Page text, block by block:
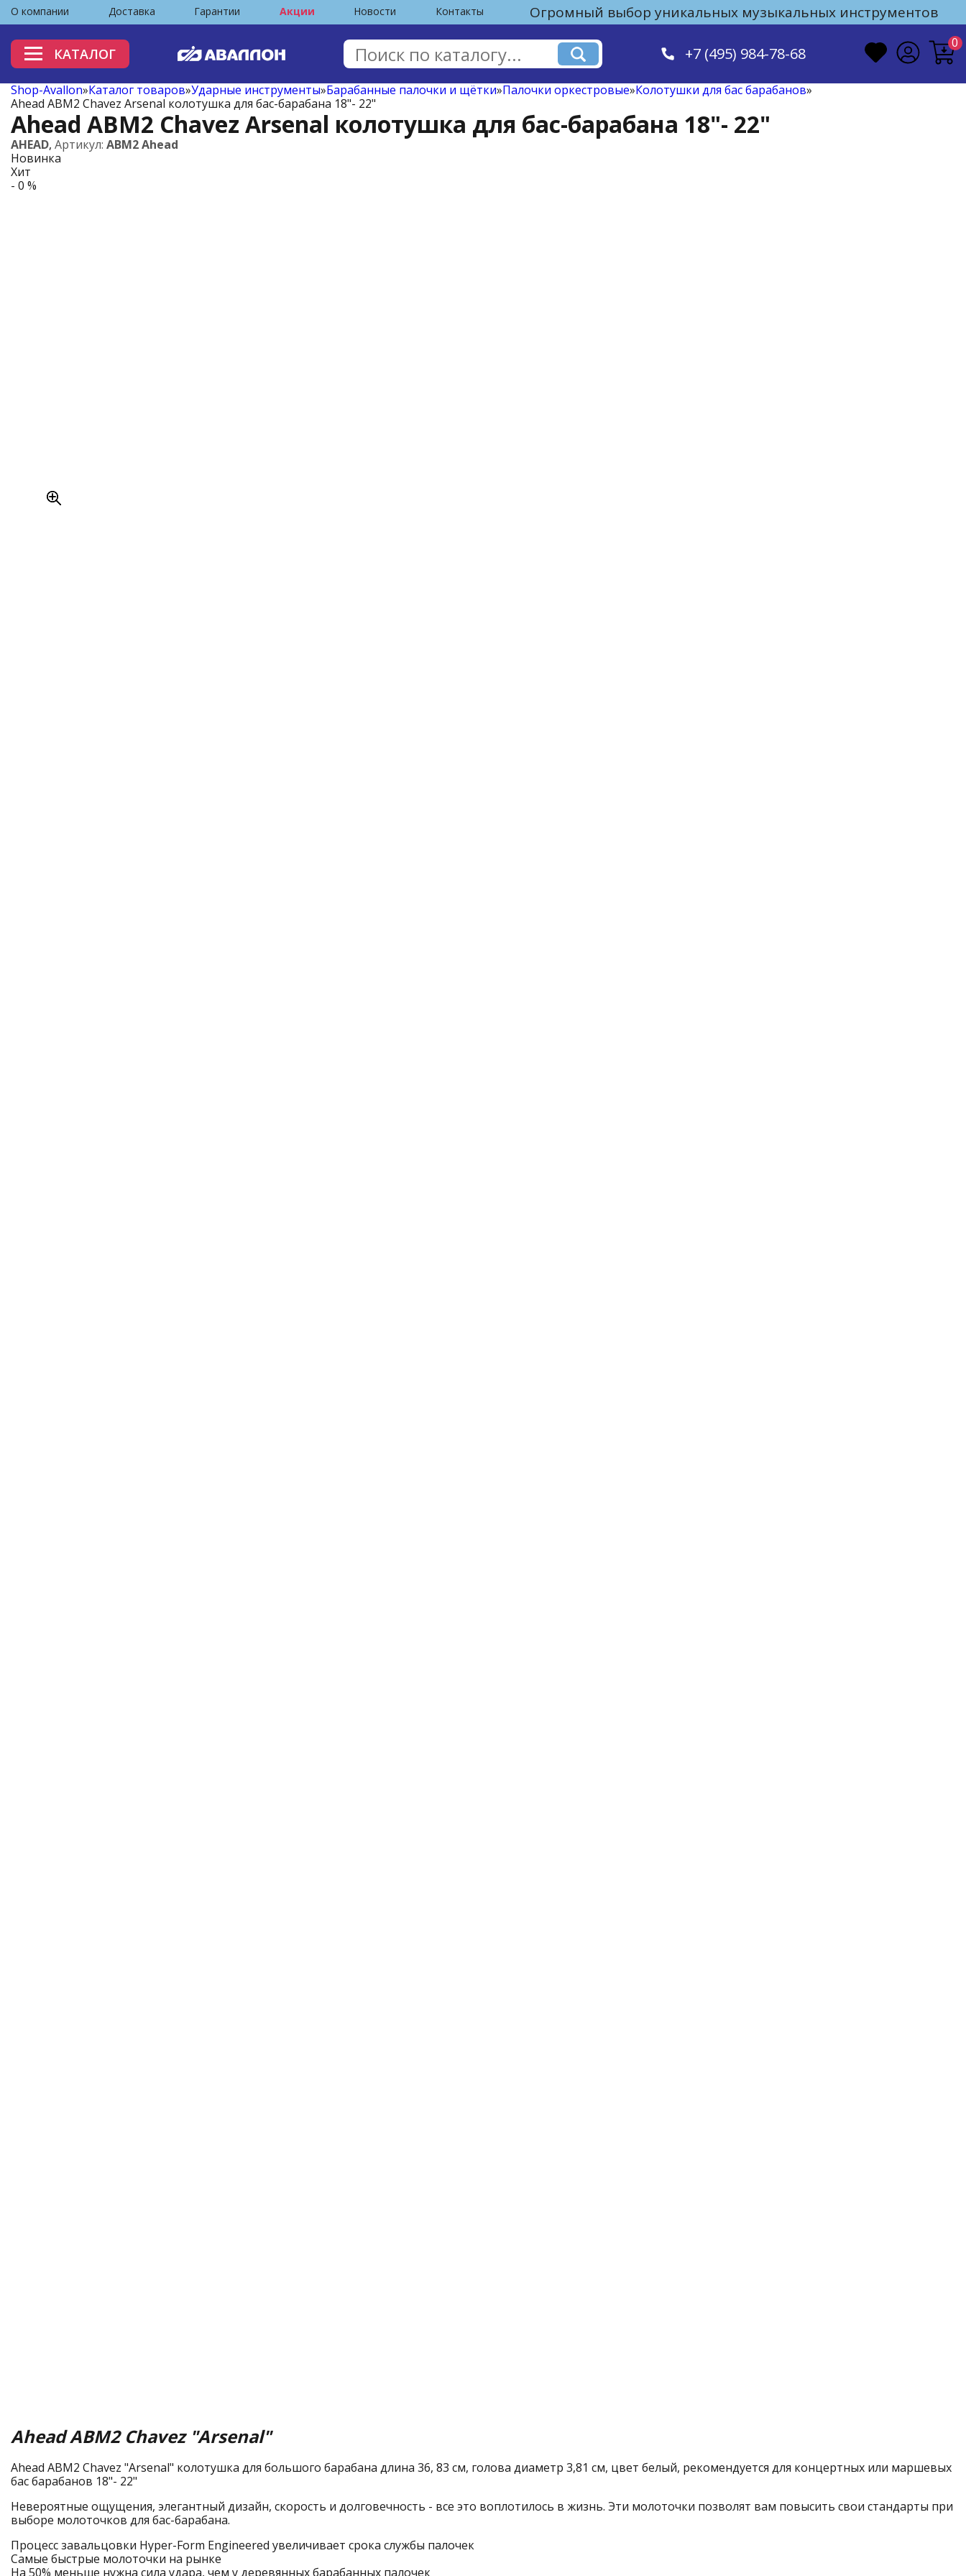
О компании Доставка Гарантии Акции Новости Контакты Огромный выбор уникальных музыкальных инструментов
КАТАЛОГ +7 (495) 984-78-68
0
Shop-Avallon»Каталог товаров»Ударные инструменты»Барабанные палочки и щётки»Палочки оркестровые»Колотушки для бас барабанов»
Ahead ABM2 Chavez Arsenal колотушка для бас-барабана 18"- 22"
Ahead ABM2 Chavez Arsenal колотушка для бас-барабана 18"- 22"
AHEAD, Артикул: ABM2 Ahead
Новинка
Хит
- 0 %
Ahead ABM2 Chavez "Arsenal"
Ahead ABM2 Chavez "Arsenal" колотушка для большого барабана длина 36, 83 см, голова диаметр 3,81 см, цвет белый, рекомендуется для концертных или маршевых
бас барабанов 18"- 22"
Невероятные ощущения, элегантный дизайн, скорость и долговечность - все это воплотилось в жизнь. Эти молоточки позволят вам повысить свои стандарты при
выборе молоточков для бас-барабана.
Процесс завальцовки Hyper-Form Engineered увеличивает срока службы палочек
Самые быстрые молоточки на рынке
На 50% меньше нужна сила удара, чем у деревянных барабанных палочек